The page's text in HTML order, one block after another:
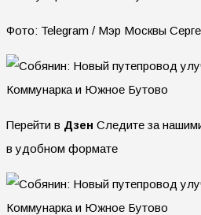
Фото: Telegram / Мэр Москвы
Перейти в Дзен Следите за
в удобном формате